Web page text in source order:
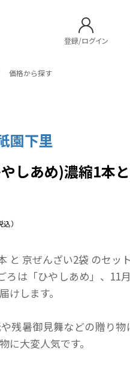
登録/ログイン
価格から探す
園下里
しあめ)濃縮1本
込）
と 京ぜんざい2袋 のセット
ろは「ひやしあめ」、11
けします。
残暑御見舞などの贈り
に大変人気です。